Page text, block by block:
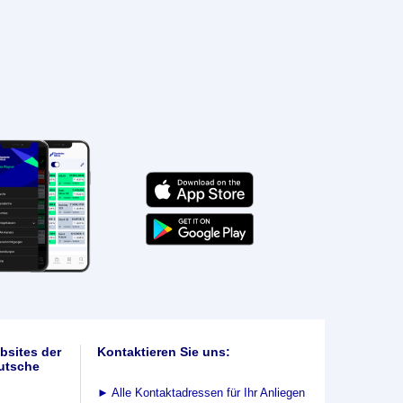
der
Kontaktieren Sie uns:
► Alle Kontaktadressen für Ihr Anliegen